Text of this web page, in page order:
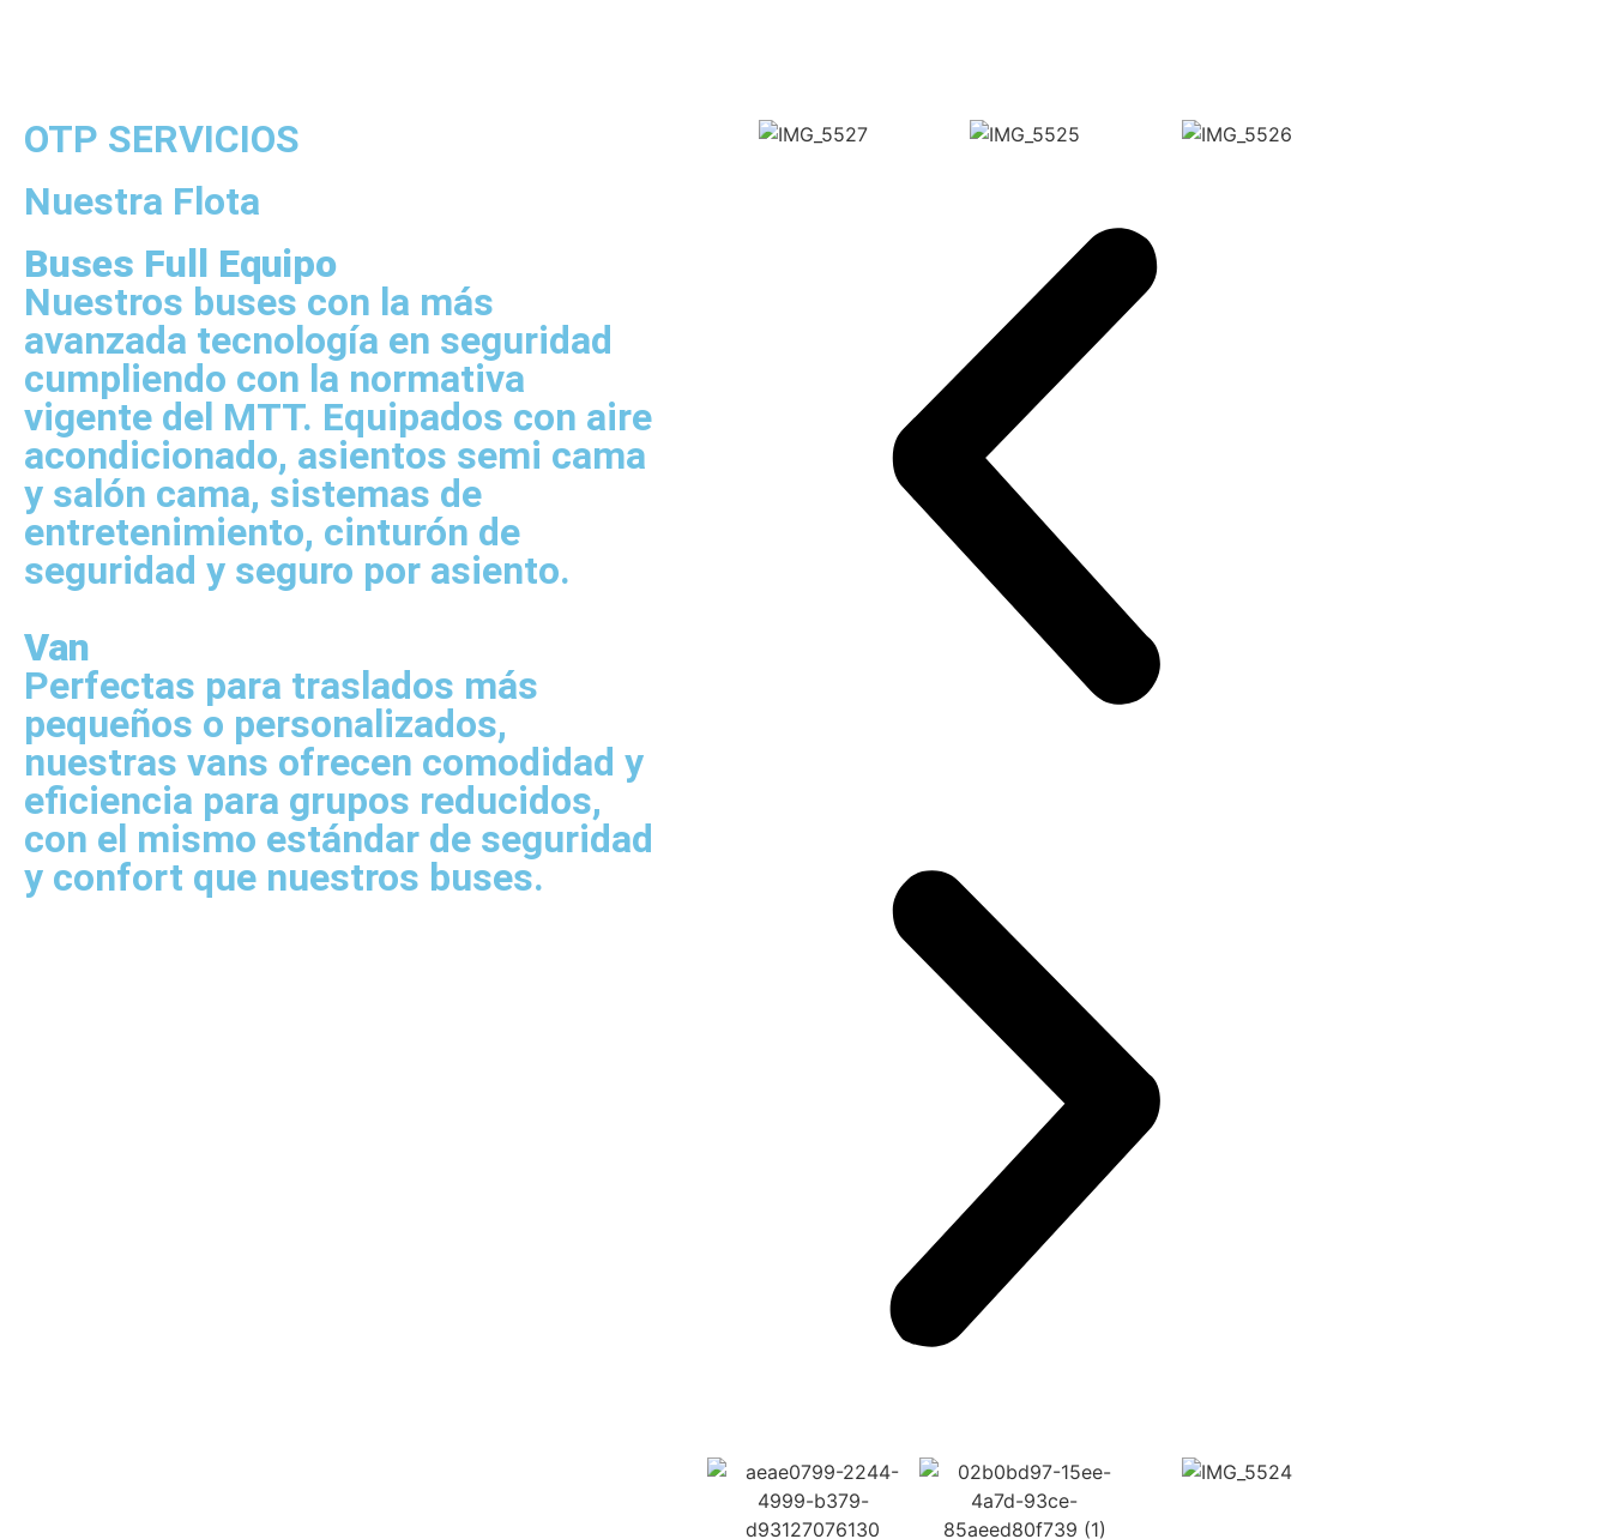
OTP SERVICIOS
Nuestra Flota
Buses Full Equipo
Nuestros buses con la más
avanzada tecnología en seguridad
cumpliendo con la normativa
vigente del MTT. Equipados con aire
acondicionado, asientos semi cama
y salón cama, sistemas de
entretenimiento, cinturón de
seguridad y seguro por asiento.
Van
Perfectas para traslados más
pequeños o personalizados,
nuestras vans ofrecen comodidad y
eficiencia para grupos reducidos,
con el mismo estándar de seguridad
y confort que nuestros buses.